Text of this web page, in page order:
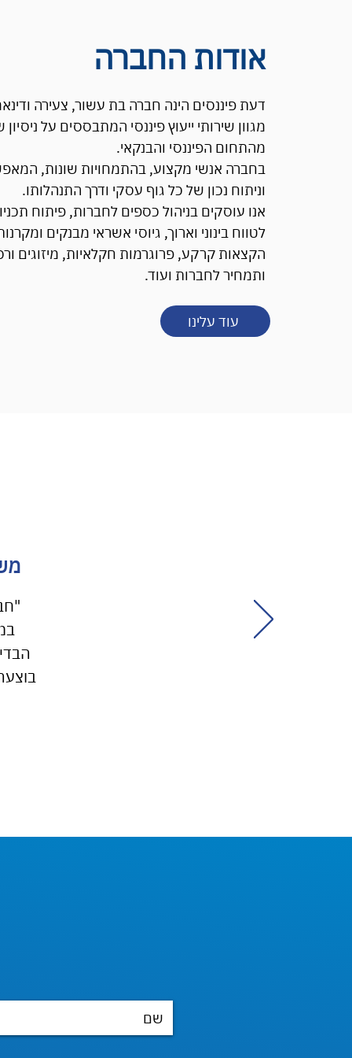
אודות החברה
דעת פיננסים הינה חברה בת עשור, צעירה
מגוון שירותי ייעוץ פיננסי המתבססים על
מהתחום הפיננסי והבנקאי.
בחברה אנשי מקצוע, בהתמחויות שונות,
וניתוח נכון של כל גוף עסקי ודרך התנהלותו.
אנו עוסקים בניהול כספים לחברות, פיתוח
לטווח בינוני וארוך, גיוסי אשראי מבנקים
הקצאות קרקע, פרוגרמות חקלאיות, מיזוגים
ותמחיר לחברות ועוד.
עוד עלינו